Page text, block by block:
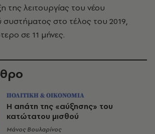
της λειτουργίας του νέου
στο τέλος του 2019,
σε 11 μήνες.
ΠΟΛΙΤΙΚΗ & ΟΙΚΟΝΟΜΙΑ
Η απάτη της «αύξησης» του
κατώτατου μισθού
Μάνος Βουλαρίνος